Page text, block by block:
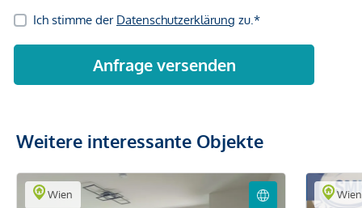
Weitere interessante Objekte
Wien Wien